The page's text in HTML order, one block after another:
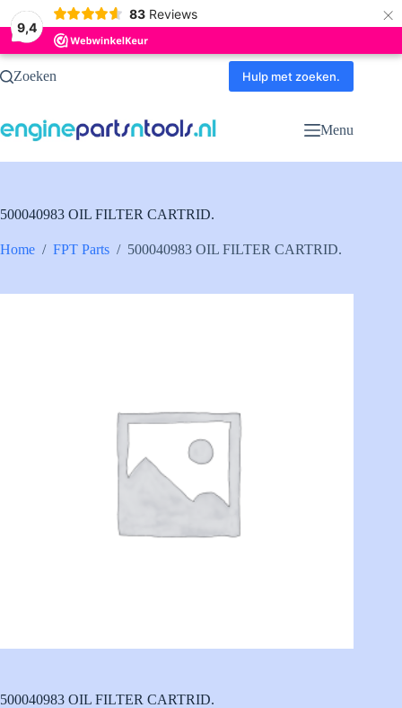
9,4
83 Reviews ×
Ga
naarZoeken Hulp met zoeken.
Menu
500040983 OIL FILTER CARTRID.
Home / FPT Parts / 500040983 OIL FILTER CARTRID.
500040983 OIL FILTER CARTRID.